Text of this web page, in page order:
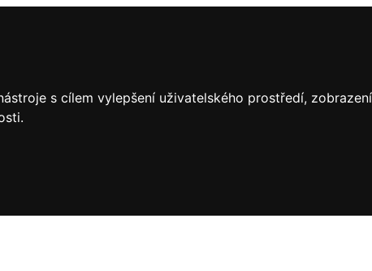
s cílem vylepšení uživatelského prostředí,